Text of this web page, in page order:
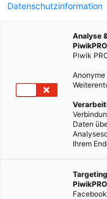
Datenschutzinformation
Analyse
Piwik
Daten
Ihrem